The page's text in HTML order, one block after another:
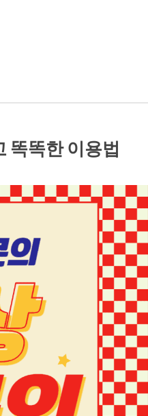
똑똑한 이용법